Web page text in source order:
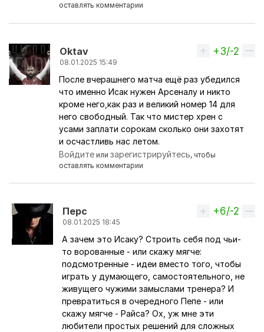
оставлять комментарии
Oktav
08.01.2025 15:49
Вверх
+3/-2
После вчерашнего матча ещё раз убедился
что именно Исак нужен Арсеналу и никто
кроме него,как раз и великий номер 14 для
него свободный. Так что мистер хрен с
усами заплати сорокам сколько они захотят
и осчастливь нас летом.
Войдите илизарегистрируйтесь, чтобы
оставлять комментарии
Перс
08.01.2025 18:45
Ответ на комментарий пользователя
Вверх
+6/-2
А зачем это Исаку? Строить себя под чьи-
то ворованные - или скажу мягче:
подсмотренные - идеи вместо того, чтобы
играть у думающего, самостоятельного, не
живущего чужими замыслами тренера? И
превратиться в очередного Пепе - или
скажу мягче - Райса? Ох, уж мне эти
любители простых решений для сложных